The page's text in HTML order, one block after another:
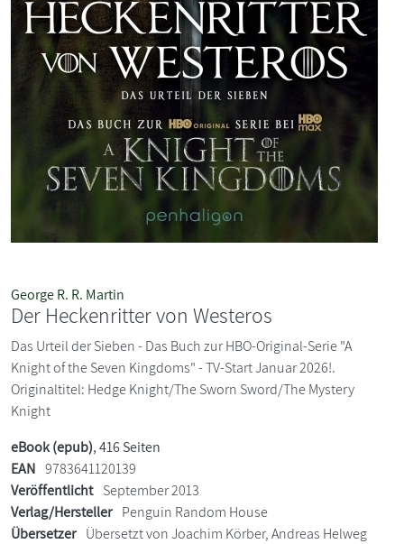
George R. R. Martin
Der Heckenritter von Westeros
Das Urteil der Sieben - Das Buch zur HBO-Original-Serie "A
Knight of the Seven Kingdoms" - TV-Start Januar 2026!.
Originaltitel: Hedge Knight/The Sworn Sword/The Mystery
Knight
eBook (epub), 416 Seiten
EAN 9783641120139
Veröffentlicht September 2013
Verlag/Hersteller Penguin Random House
Übersetzer Übersetzt von Joachim Körber, Andreas Helweg